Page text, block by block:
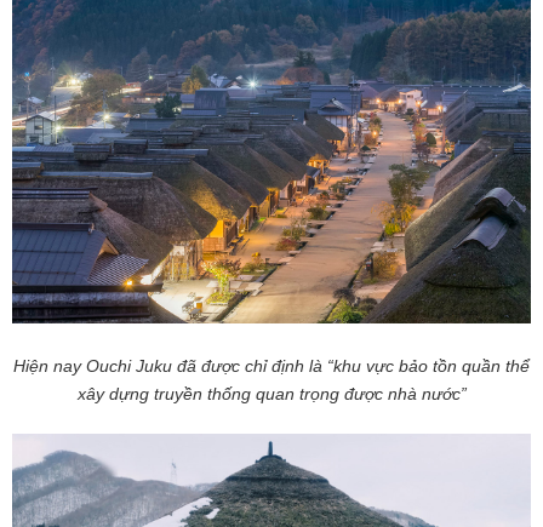
Hiện nay Ouchi Juku đã được chỉ định là “khu vực bảo tồn quần thể
xây dựng truyền thống quan trọng được nhà nước”